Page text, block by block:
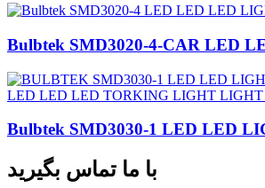
Bulbtek SMD3020-4-CAR LED
Bulbtek SMD3030-1 LED LED
با ما تماس بگیرید